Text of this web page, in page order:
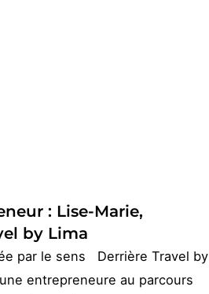
: Lise-Marie,
by Lima
par le sens Derrière Travel by
entrepreneure au parcours